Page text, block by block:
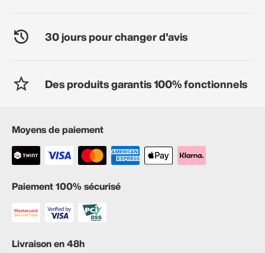
30 jours pour changer d'avis
Des produits garantis 100% fonctionnels
Moyens de paiement
Paiement 100% sécurisé
Livraison en 48h